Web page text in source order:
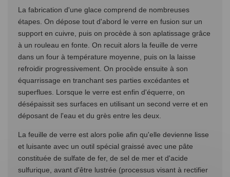
La fabrication d'une glace comprend de nombreuses
étapes. On dépose tout d'abord le verre en fusion sur un
support en cuivre, puis on procède à son aplatissage grâce
à un rouleau en fonte. On recuit alors la feuille de verre
dans un four à température moyenne, puis on la laisse
refroidir progressivement. On procède ensuite à son
équarrissage en tranchant ses parties excédantes et
superflues. Lorsque le verre est enfin d'équerre, on
désépaissit ses surfaces en utilisant un second verre et en
déposant de l'eau et du grès entre les deux.
La feuille de verre est alors polie afin qu'elle devienne lisse
et luisante avec un outil spécial graissé avec une pâte
constituée de sulfate de fer, de sel de mer et d'acide
sulfurique, avant d'être lustrée (processus visant à rectifier